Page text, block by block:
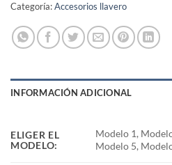
Categoría:Accesorios llavero
INFORMACIÓN ADICIONAL
ELIGER EL
MODELO:
Modelo 1,
Modelo 5,